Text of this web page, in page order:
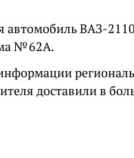
автомобиль ВАЗ-
№ 62А.
доставили в